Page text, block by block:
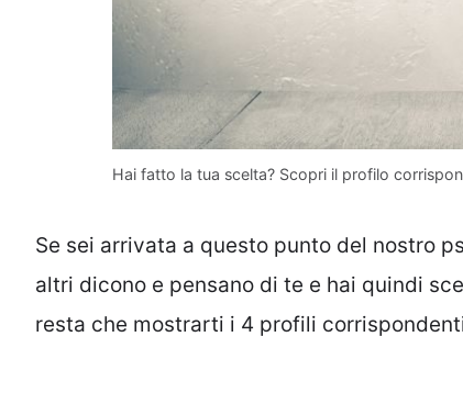
Hai fatto la tua scelta? Scopri il profilo
Se sei arrivata a questo punto del nostro
altri dicono e pensano di te e hai quindi
resta che mostrarti i 4 profili